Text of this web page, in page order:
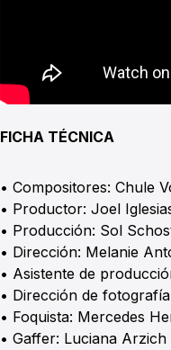
FICHA TÉCNICA
• Compositores: Chule
• Productor: Joel
• Producción: Sol
• Dirección: Melanie
• Asistente de
• Dirección de
• Foquista: Mercedes
• Gaffer: Luciana Arzich